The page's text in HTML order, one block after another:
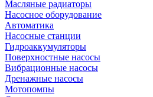
Масляные радиаторы
Насосное оборудование
Автоматика
Насосные станции
Гидроаккумуляторы
Поверхностные насосы
Вибрационные насосы
Дренажные насосы
Мотопомпы